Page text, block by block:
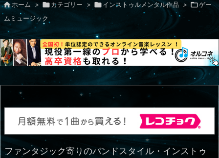
ホーム > カテゴリー > インストゥルメンタル作品 > ゲー
ムミュージック
ファンタジック寄りのバンドスタイル・インストゥ